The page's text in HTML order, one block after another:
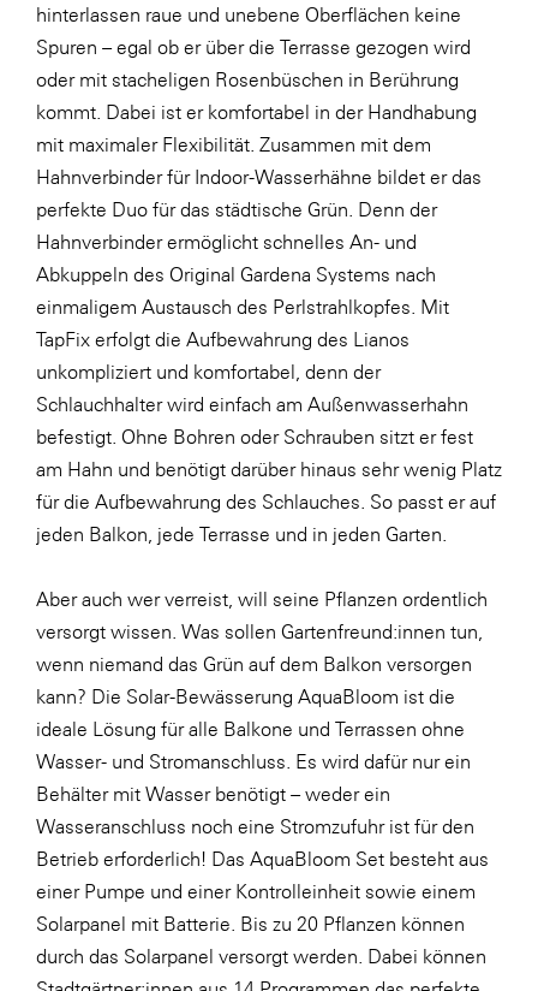
hinterlassen raue und unebene Oberflächen keine
Spuren – egal ob er über die Terrasse gezogen wird
oder mit stacheligen Rosenbüschen in Berührung
kommt. Dabei ist er komfortabel in der Handhabung
mit maximaler Flexibilität. Zusammen mit dem
Hahnverbinder für Indoor-Wasserhähne bildet er das
perfekte Duo für das städtische Grün. Denn der
Hahnverbinder ermöglicht schnelles An- und
Abkuppeln des Original Gardena Systems nach
einmaligem Austausch des Perlstrahlkopfes. Mit
TapFix erfolgt die Aufbewahrung des Lianos
unkompliziert und komfortabel, denn der
Schlauchhalter wird einfach am Außenwasserhahn
befestigt. Ohne Bohren oder Schrauben sitzt er fest
am Hahn und benötigt darüber hinaus sehr wenig Platz
für die Aufbewahrung des Schlauches. So passt er auf
jeden Balkon, jede Terrasse und in jeden Garten.
Aber auch wer verreist, will seine Pflanzen ordentlich
versorgt wissen. Was sollen Gartenfreund:innen tun,
wenn niemand das Grün auf dem Balkon versorgen
kann? Die Solar-Bewässerung AquaBloom ist die
ideale Lösung für alle Balkone und Terrassen ohne
Wasser- und Stromanschluss. Es wird dafür nur ein
Behälter mit Wasser benötigt – weder ein
Wasseranschluss noch eine Stromzufuhr ist für den
Betrieb erforderlich! Das AquaBloom Set besteht aus
einer Pumpe und einer Kontrolleinheit sowie einem
Solarpanel mit Batterie. Bis zu 20 Pflanzen können
durch das Solarpanel versorgt werden. Dabei können